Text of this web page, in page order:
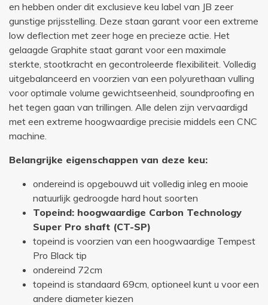
en hebben onder dit exclusieve keu label van JB zeer
gunstige prijsstelling. Deze staan garant voor een extreme
low deflection met zeer hoge en precieze actie. Het
gelaagde Graphite staat garant voor een maximale
sterkte, stootkracht en gecontroleerde flexibiliteit. Volledig
uitgebalanceerd en voorzien van een polyurethaan vulling
voor optimale volume gewichtseenheid, soundproofing en
het tegen gaan van trillingen. Alle delen zijn vervaardigd
met een extreme hoogwaardige precisie middels een CNC
machine.
Belangrijke eigenschappen van deze keu:
ondereind is opgebouwd uit volledig inleg en mooie
natuurlijk gedroogde hard hout soorten
Topeind: hoogwaardige Carbon Technology
Super Pro shaft (CT-SP)
topeind is voorzien van een hoogwaardige Tempest
Pro Black tip
ondereind 72cm
topeind is standaard 69cm, optioneel kunt u voor een
andere diameter kiezen